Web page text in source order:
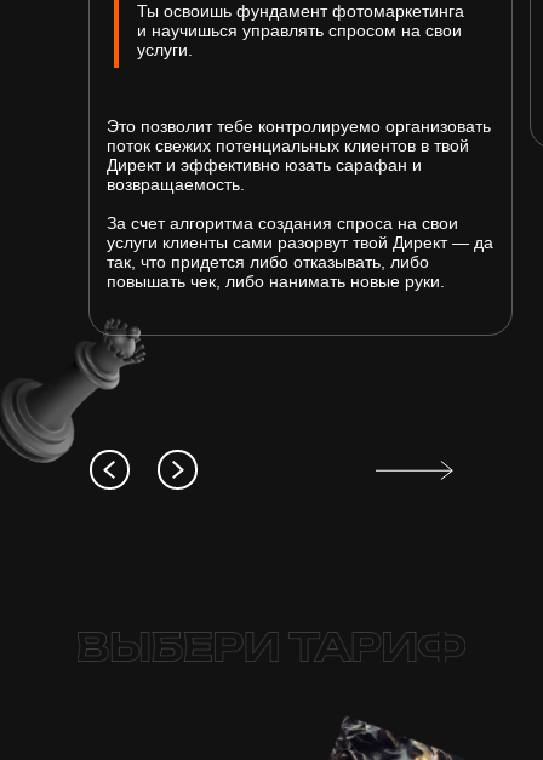
Это позволит тебе контролируемо организовать
поток свежих потенциальных клиентов в твой
Директ и эффективно юзать сарафан и
возвращаемость.
За счет алгоритма создания спроса на свои
услуги клиенты сами разорвут твой Директ — да
так, что придется либо отказывать, либо
повышать чек, либо нанимать новые руки.
Ты освоишь фундамент фотомаркетинга
и научишься управлять спросом на свои
услуги.